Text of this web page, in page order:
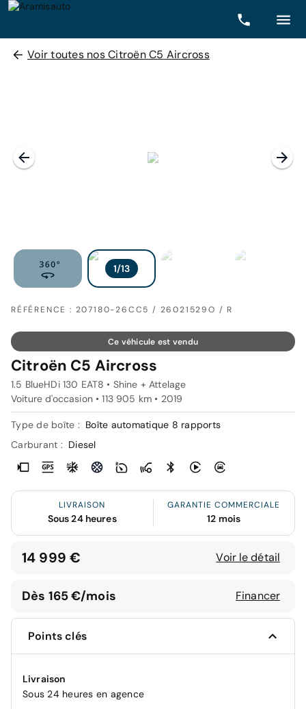
Voir toutes nos Citroën C5 Aircross
RÉFÉRENCE : 207180-26CC5 / 26021529O / R
Ce véhicule est vendu
Citroën C5 Aircross
1.5 BlueHDi 130 EAT8 • Shine + Attelage
Voiture d'occasion • 113 905 km • 2019
Type de boîte : Boîte automatique 8 rapports
Carburant : Diesel
LIVRAISON
Sous 24 heures
GARANTIE COMMERCIALE
12 mois
14 999 € Voir le détail
Dès 165 €/mois Financer
Points clés
Livraison
Sous 24 heures en agence